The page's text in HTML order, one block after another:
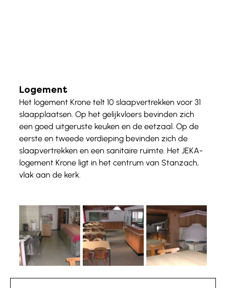
Logement
Het logement Krone telt 10 slaapvertrekken voor 31
slaapplaatsen. Op het gelijkvloers bevinden zich
een goed uitgeruste keuken en de eetzaal. Op de
eerste en tweede verdieping bevinden zich de
slaapvertrekken en een sanitaire ruimte. Het JEKA-
logement Krone ligt in het centrum van Stanzach,
vlak aan de kerk.